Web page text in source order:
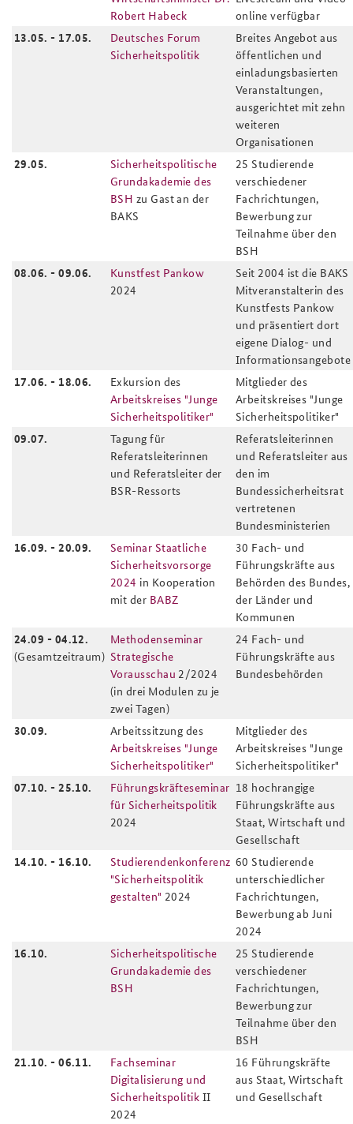
Robert Habeck
online verfügbar
13.05. - 17.05.
Deutsches Forum
Sicherheitspolitik
Breites Angebot aus
öffentlichen und
einladungsbasierten
Veranstaltungen,
ausgerichtet mit zehn
weiteren
Organisationen
29.05.
Sicherheitspolitische
Grundakademie des
BSH zu Gast an der
BAKS
25 Studierende
verschiedener
Fachrichtungen,
Bewerbung zur
Teilnahme über den
BSH
08.06. - 09.06.
Kunstfest Pankow
2024
Seit 2004 ist die BAKS
Mitveranstalterin des
Kunstfests Pankow
und präsentiert dort
eigene Dialog- und
Informationsangebote
17.06. - 18.06.
Exkursion des
Arbeitskreises "Junge
Sicherheitspolitiker"
Mitglieder des
Arbeitskreises "Junge
Sicherheitspolitiker"
09.07.
Tagung für
Referatsleiterinnen
und Referatsleiter der
BSR-Ressorts
Referatsleiterinnen
und Referatsleiter aus
den im
Bundessicherheitsrat
vertretenen
Bundesministerien
16.09. - 20.09.
Seminar Staatliche
Sicherheitsvorsorge
2024 in Kooperation
mit der BABZ
30 Fach- und
Führungskräfte aus
Behörden des Bundes,
der Länder und
Kommunen
24.09 - 04.12.
(Gesamtzeitraum)
Methodenseminar
Strategische
Vorausschau 2/2024
(in drei Modulen zu je
zwei Tagen)
24 Fach- und
Führungskräfte aus
Bundesbehörden
30.09.
Arbeitssitzung des
Arbeitskreises "Junge
Sicherheitspolitiker"
Mitglieder des
Arbeitskreises "Junge
Sicherheitspolitiker"
07.10. - 25.10.
Führungskräfteseminar
für Sicherheitspolitik
2024
18 hochrangige
Führungskräfte aus
Staat, Wirtschaft und
Gesellschaft
14.10. - 16.10.
Studierendenkonferenz
"Sicherheitspolitik
gestalten" 2024
60 Studierende
unterschiedlicher
Fachrichtungen,
Bewerbung ab Juni
2024
16.10.
Sicherheitspolitische
Grundakademie des
BSH
25 Studierende
verschiedener
Fachrichtungen,
Bewerbung zur
Teilnahme über den
BSH
21.10. - 06.11.
Fachseminar
Digitalisierung und
Sicherheitspolitik II
2024
16 Führungskräfte
aus Staat, Wirtschaft
und Gesellschaft